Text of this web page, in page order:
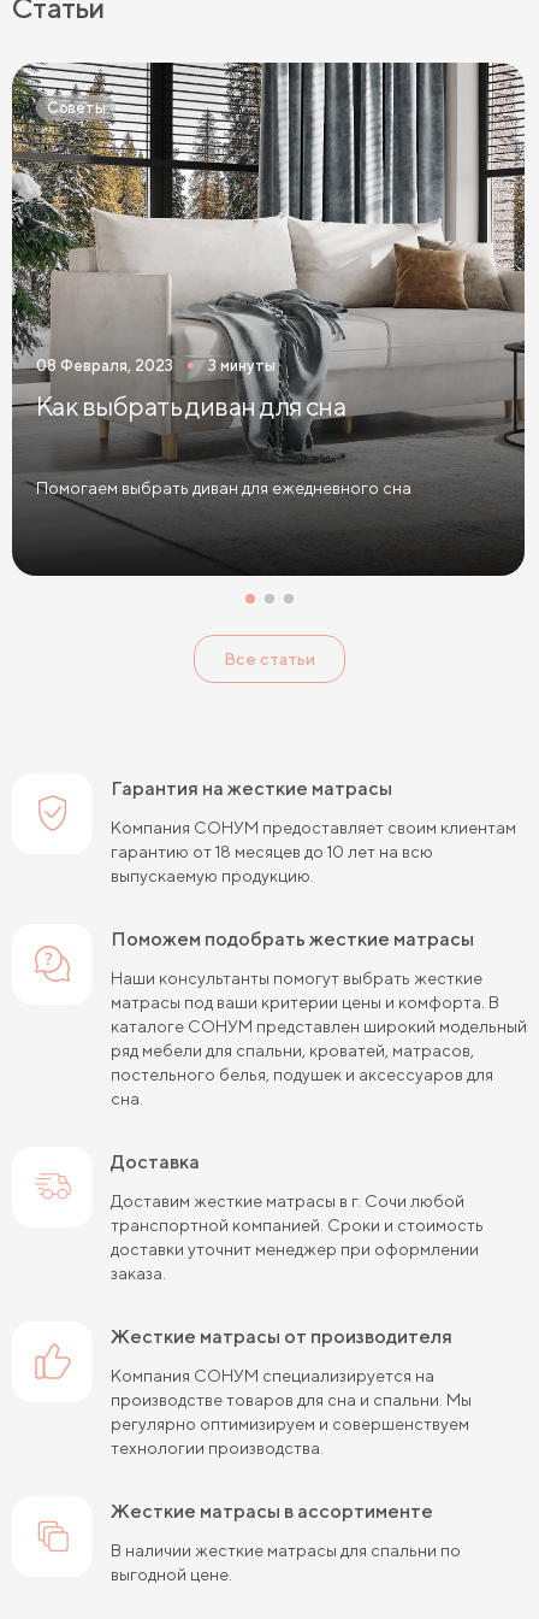
Тонкие матрасы Матрасы с независимыми пружинами
Матрасы из латекса Кокосовые матрасы
Матрасы из латекса и кокоса
Матрасы с эффектом памяти Высокие матрасы
Матрасы с 5 зонами жесткости
Матрасы с 7 зонами жесткости
Односпальные матрасы Двуспальные матрасы
Матрасы для кроватей
Матрасы для кроватей трансформеров
Тонкие мягкие матрасы Тонкие жесткие матрасы
Односпальные пружинные матрасы
Пружинные матрасы 120 см
Пружинные матрасы 140 см
Пружинные матрасы 180 см
Пружинные матрасы 80х190 см
Пружинные матрасы 90х200 см
Пружинные матрасы 120х200 см
Матрасы средней жесткости 160х200
Пружинные матрасы 160х200 см
Пружинные матрасы 200х200 см
Матрасы средней жесткости 200 на 200
Пружинные матрасы средней жесткости
Жесткие матрасы шириной 160 см
Матрасы средней жесткости 140х200
Советы
08 Февраля, 2023 3 минуты
Как выбрать диван для сна
Помогаем выбрать диван для ежедневного сна
Все статьи
Гарантия на жесткие матрасы
Компания СОНУМ предоставляет своим клиентам
гарантию от 18 месяцев до 10 лет на всю
выпускаемую продукцию.
Поможем подобрать жесткие матрасы
Наши консультанты помогут выбрать жесткие
матрасы под ваши критерии цены и комфорта. В
каталоге СОНУМ представлен широкий модельный
ряд мебели для спальни, кроватей, матрасов,
постельного белья, подушек и аксессуаров для
сна.
Доставка
Доставим жесткие матрасы в г. Сочи любой
транспортной компанией. Сроки и стоимость
доставки уточнит менеджер при оформлении
заказа.
жесткие матрасы от производителя
Компания СОНУМ специализируется на
производстве товаров для сна и спальни. Мы
регулярно оптимизируем и совершенствуем
технологии производства.
жесткие матрасы в ассортименте
В наличии жесткие матрасы для спальни по
выгодной цене.